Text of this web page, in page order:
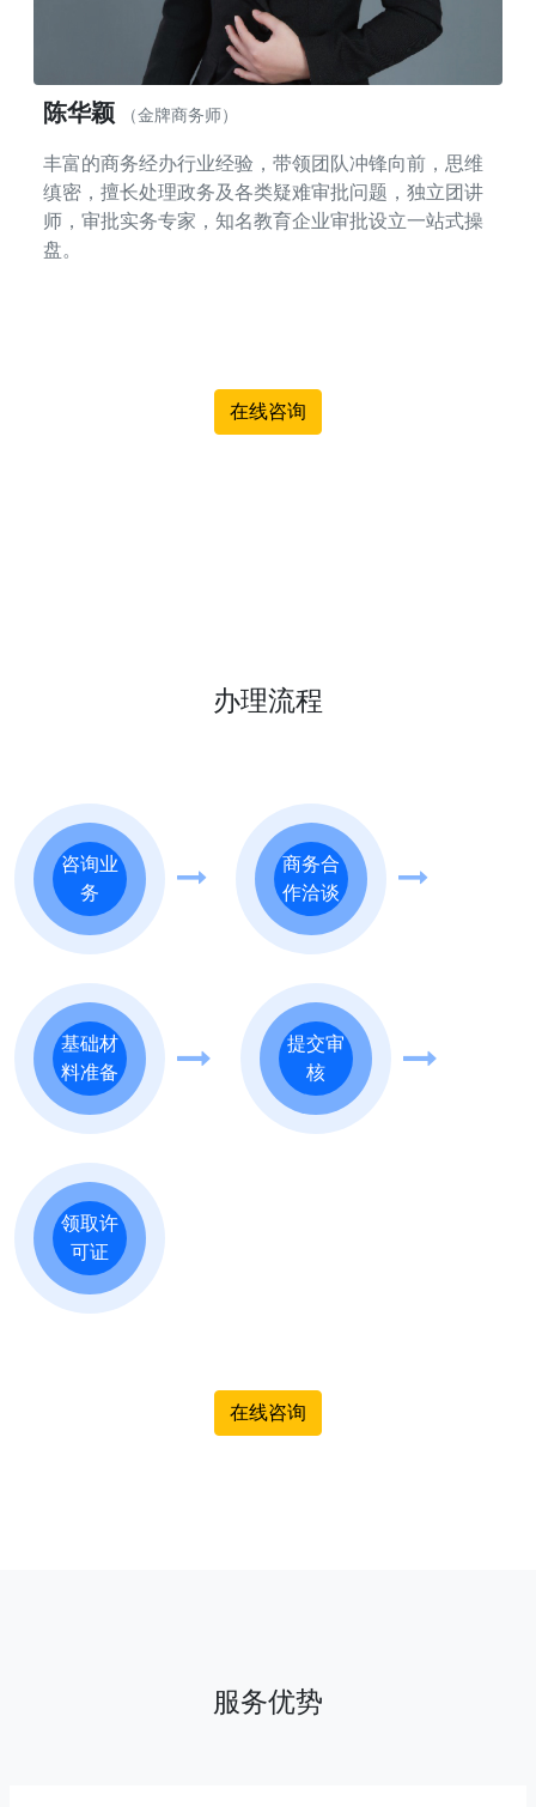
陈华颖 （金牌商务师）
丰富的商务经办行业经验，带领团队冲锋向前，思维
缜密，擅长处理政务及各类疑难审批问题，独立团讲
师，审批实务专家，知名教育企业审批设立一站式操
盘。
在线咨询
办理流程
咨询业
务
商务合
作洽谈
基础材
料准备
提交审
核
领取许
可证
在线咨询
服务优势